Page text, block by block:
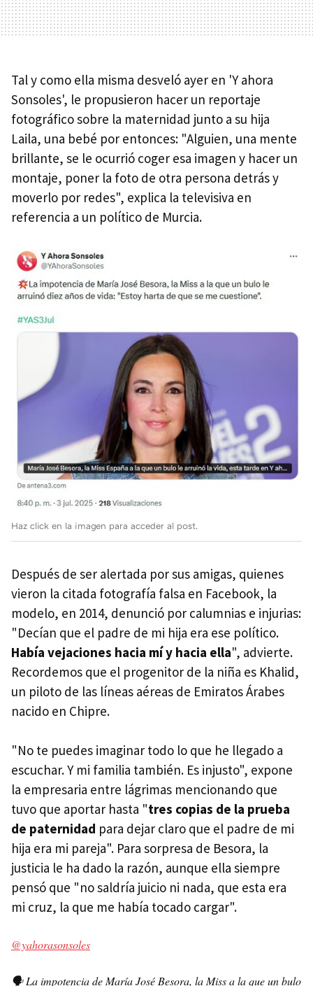
Tal y como ella misma desveló ayer en 'Y ahora
Sonsoles', le propusieron hacer un reportaje
fotográfico sobre la maternidad junto a su hija
Laila, una bebé por entonces: "Alguien, una mente
brillante, se le ocurrió coger esa imagen y hacer un
montaje, poner la foto de otra persona detrás y
moverlo por redes", explica la televisiva en
referencia a un político de Murcia.
Haz click en la imagen para acceder al post.
Después de ser alertada por sus amigas, quienes
vieron la citada fotografía falsa en Facebook, la
modelo, en 2014, denunció por calumnias e injurias:
"Decían que el padre de mi hija era ese político.
Había vejaciones hacia mí y hacia ella", advierte.
Recordemos que el progenitor de la niña es Khalid,
un piloto de las líneas aéreas de Emiratos Árabes
nacido en Chipre.
"No te puedes imaginar todo lo que he llegado a
escuchar. Y mi familia también. Es injusto", expone
la empresaria entre lágrimas mencionando que
tuvo que aportar hasta "tres copias de la prueba
de paternidad para dejar claro que el padre de mi
hija era mi pareja". Para sorpresa de Besora, la
justicia le ha dado la razón, aunque ella siempre
pensó que "no saldría juicio ni nada, que esta era
mi cruz, la que me había tocado cargar".
@yahorasonsoles
🗣️ La impotencia de María José Besora, la Miss a la que un bulo